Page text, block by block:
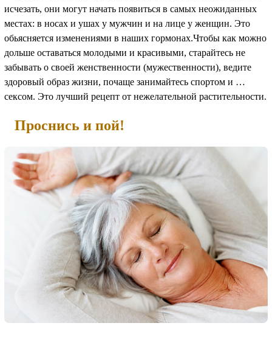
исчезать, они могут начать появиться в самых неожиданных
местах: в носах и ушах у мужчин и на лице у женщин. Это
обьясняется изменениями в наших гормонах.Чтобы как можно
дольше оставаться молодыми и красивыми, старайтесь не
забывать о своей женственности (мужественности), ведите
здоровый образ жизни, почаще занимайтесь спортом и …
сексом. Это лучший рецепт от нежелательной растительности.
Проснись и пой!